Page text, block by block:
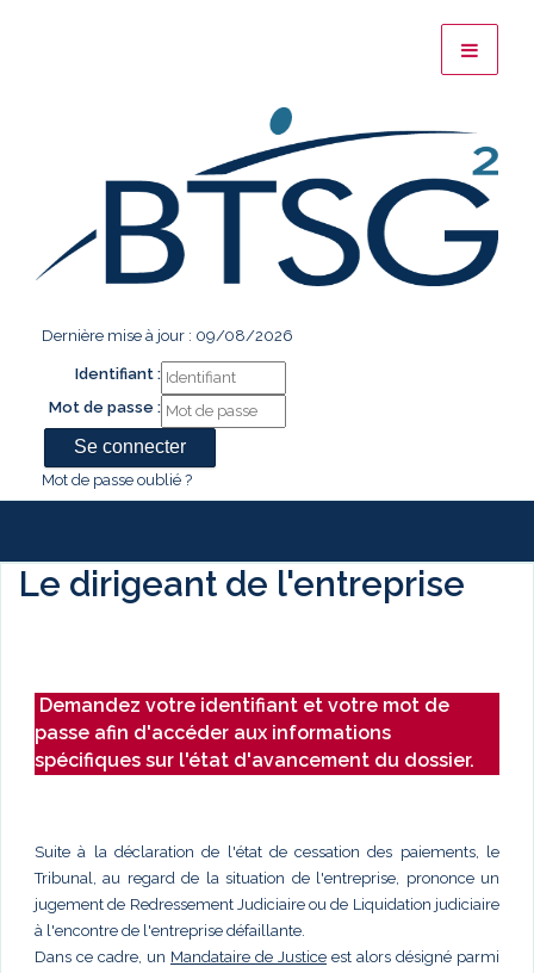
Dernière mise à jour : 09/08/2026
Identifiant :
Mot de passe :
Mot de passe oublié ?
Le dirigeant de l'entreprise
Demandez votre identifiant et votre mot de
passe afin d'accéder aux informations
spécifiques sur l'état d'avancement du dossier.
Suite à la déclaration de l'état de cessation des paiements, le
Tribunal, au regard de la situation de l'entreprise, prononce un
jugement de Redressement Judiciaire ou de Liquidation judiciaire
à l'encontre de l'entreprise défaillante.
Dans ce cadre, un Mandataire de Justice est alors désigné parmi